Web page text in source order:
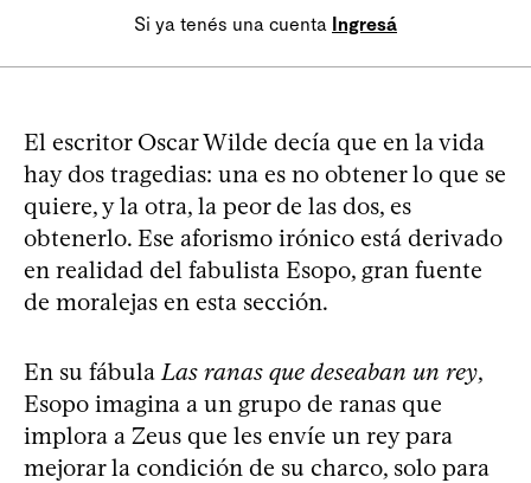
Si ya tenés una cuenta Ingresá
El escritor Oscar Wilde decía que en la vida
hay dos tragedias: una es no obtener lo que se
quiere, y la otra, la peor de las dos, es
obtenerlo. Ese aforismo irónico está derivado
en realidad del fabulista Esopo, gran fuente
de moralejas en esta sección.
En su fábula Las ranas que deseaban un rey,
Esopo imagina a un grupo de ranas que
implora a Zeus que les envíe un rey para
mejorar la condición de su charco, solo para